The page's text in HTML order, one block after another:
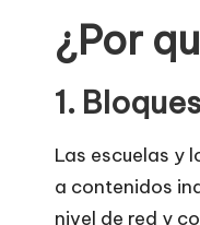
u
e
b
a
¿Por
1.
Las escuelas y
a contenidos
nivel de red y